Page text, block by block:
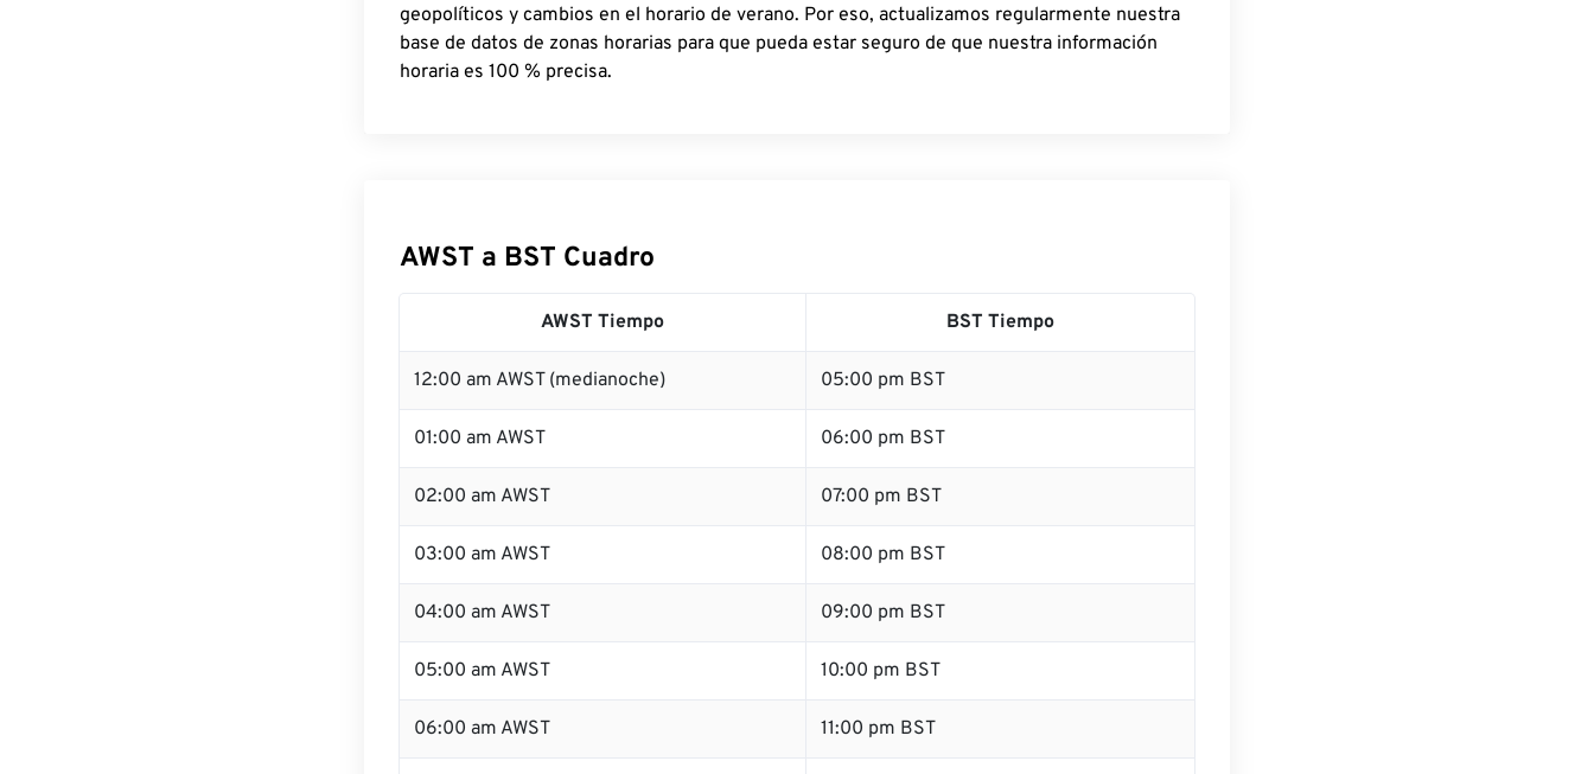
geopolíticos y cambios en el horario de verano. Por eso, actualizamos regularmente nuestra
base de datos de zonas horarias para que pueda estar seguro de que nuestra información
horaria es 100 % precisa.
AWST a BST Cuadro
AWST Tiempo BST Tiempo
12:00 am AWST (medianoche) 05:00 pm BST
01:00 am AWST 06:00 pm BST
02:00 am AWST 07:00 pm BST
03:00 am AWST 08:00 pm BST
04:00 am AWST 09:00 pm BST
05:00 am AWST 10:00 pm BST
06:00 am AWST 11:00 pm BST